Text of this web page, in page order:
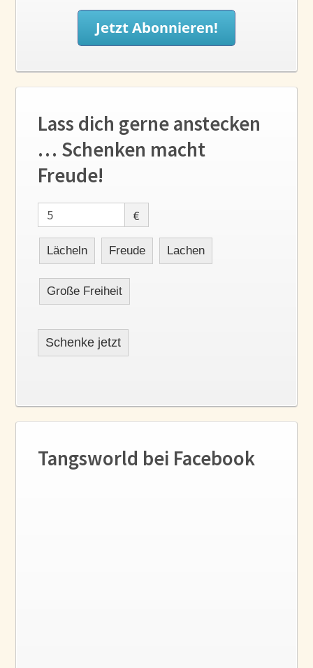
Lass dich gerne anstecken
… Schenken macht
Freude!
€
Lächeln Freude Lachen
Große Freiheit
Schenke jetzt
Tangsworld bei Facebook